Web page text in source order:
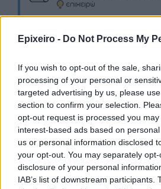
Epixeiro - Do Not Process My
If you wish to opt-out of the sale,
processing of your personal or
targeted advertising by us, please
section to confirm your selection.
opt-out request is processed you
interest-based ads based on
us or personal information disclosed
your opt-out. You may separately
disclosure of your personal
IAB’s list of downstream participants.
Σχολιάστε
... σχόλια | Κάνε click για